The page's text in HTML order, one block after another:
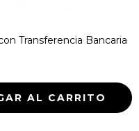
Transferencia Bancaria